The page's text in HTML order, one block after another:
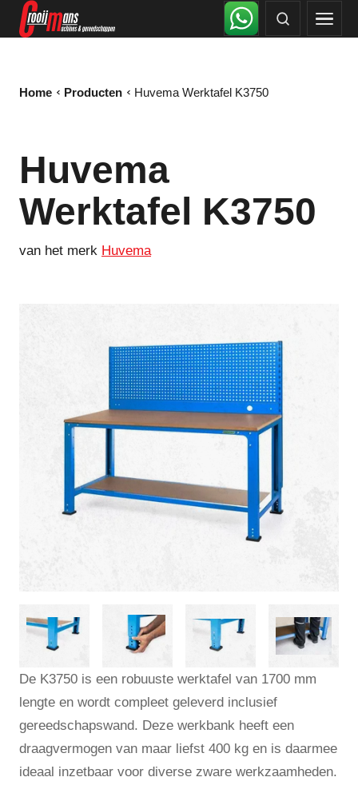
Home Producten Huvema Werktafel K3750
Huvema
Werktafel K3750
van het merk Huvema
De K3750 is een robuuste werktafel van 1700 mm
lengte en wordt compleet geleverd inclusief
gereedschapswand. Deze werkbank heeft een
draagvermogen van maar liefst 400 kg en is daarmee
ideaal inzetbaar voor diverse zware werkzaamheden.